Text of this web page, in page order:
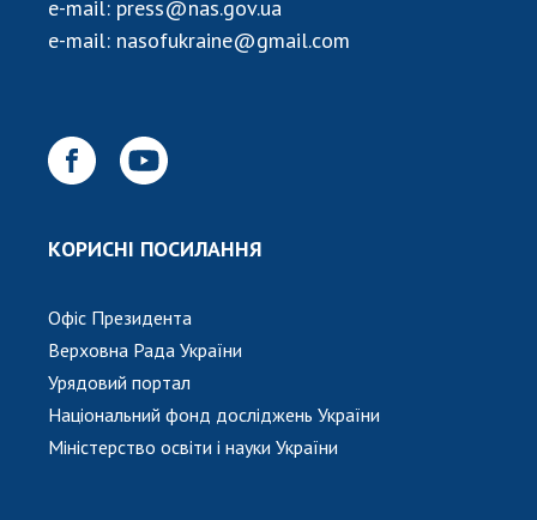
ЗАСІДАННЯ ПРЕЗИДІЇ НАН УКРАЇНИ
МЕДІА ПРО НАС
АКАДЕМІЯ КОМЕНТУЄ
КОНТАКТИ
КАБІНЕТ
e-mail: press@nas.gov.ua
e-mail: nasofukraine@gmail.com
КОРИСНІ ПОСИЛАННЯ
Офіс Президента
Верховна Рада України
Урядовий портал
Національний фонд досліджень України
Міністерство освіти і науки України